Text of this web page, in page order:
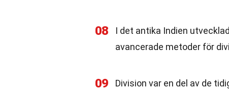
08
I det antika Indien
avancerade metoder för
09
Division var en del av de